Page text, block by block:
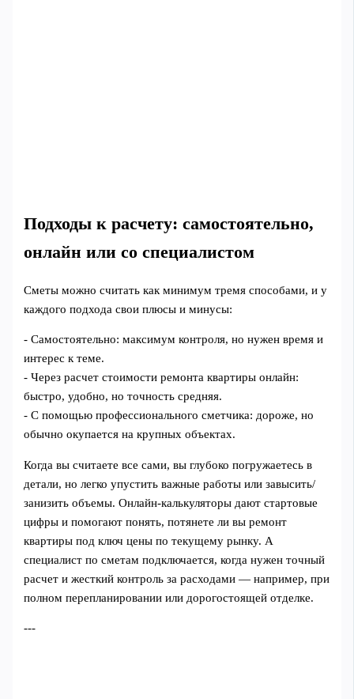
Подходы к расчету: самостоятельно,
онлайн или со специалистом
Сметы можно считать как минимум тремя способами, и у
каждого подхода свои плюсы и минусы:
- Самостоятельно: максимум контроля, но нужен время и
интерес к теме.
- Через расчет стоимости ремонта квартиры онлайн:
быстро, удобно, но точность средняя.
- С помощью профессионального сметчика: дороже, но
обычно окупается на крупных объектах.
Когда вы считаете все сами, вы глубоко погружаетесь в
детали, но легко упустить важные работы или завысить/
занизить объемы. Онлайн-калькуляторы дают стартовые
цифры и помогают понять, потянете ли вы ремонт
квартиры под ключ цены по текущему рынку. А
специалист по сметам подключается, когда нужен точный
расчет и жесткий контроль за расходами — например, при
полном перепланировании или дорогостоящей отделке.
---